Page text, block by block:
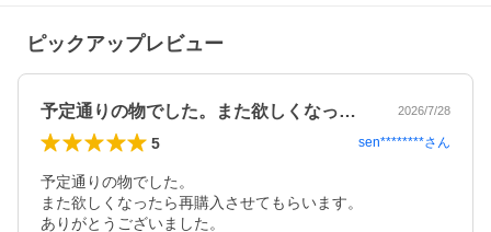
ピックアップレビュー
予定通りの物でした。また欲しくなったら… 2026/7/28
5 sen********さん
予定通りの物でした。
また欲しくなったら再購入させてもらいます。
ありがとうございました。